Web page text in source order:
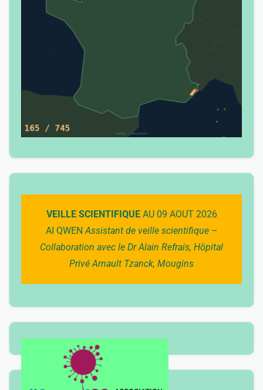
VEILLE SCIENTIFIQUEAU 09 AOUT 2026
AI QWENAssistant de veille scientifique –
Collaboration avec le Dr Alain Refrais, Hôpital
Privé Arnault Tzanck, Mougins